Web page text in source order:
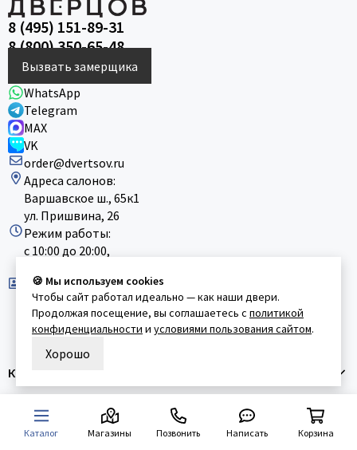
8 (495) 151-89-31
8 (800) 350-65-48
Вызвать замерщика
WhatsApp
Telegram
MAX
VK
order@dvertsov.ru
Адреса салонов:
Варшавское ш., 65к1
ул. Пришвина, 26
Режим работы:
с 10:00 до 20:00,
ООО "ДВЕРЦОВ"
ИНН: 9726031044
ОГРН: 1227700855007
КПП: 772601001
Каталог
О компании
Каталог Магазины Позвонить Написать Корзина
🍪 Мы используем cookies
Чтобы сайт работал идеально — как наши двери.
Продолжая посещение, вы соглашаетесь с политикой
конфиденциальности и условиями пользования сайтом.
Хорошо